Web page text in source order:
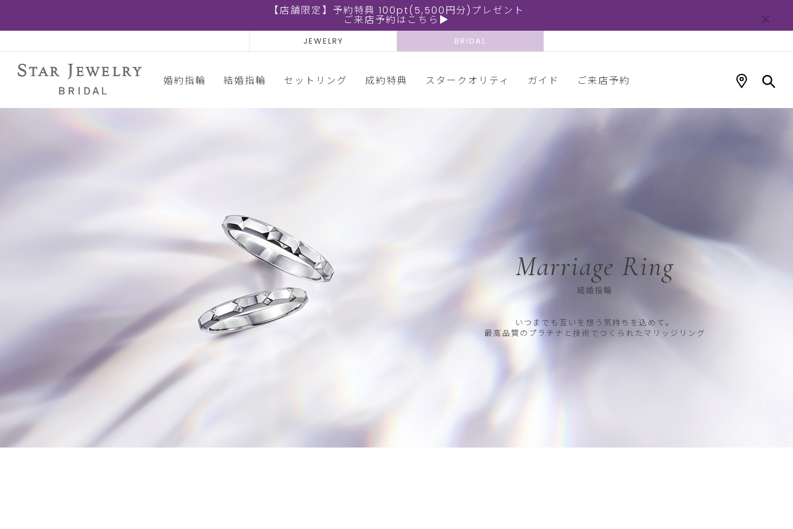
【店舗限定】予約特典 100pt(5,500円分)プレゼント
ご来店予約はこちら▶
JEWELRY BRIDAL
婚約指輪 結婚指輪 セットリング 成約特典 スタークオリティ ガイド ご来店予約
Marriage Ring
結婚指輪
いつまでも互いを想う気持ちを込めて。
最高品質のプラチナと技術でつくられたマリッジリング